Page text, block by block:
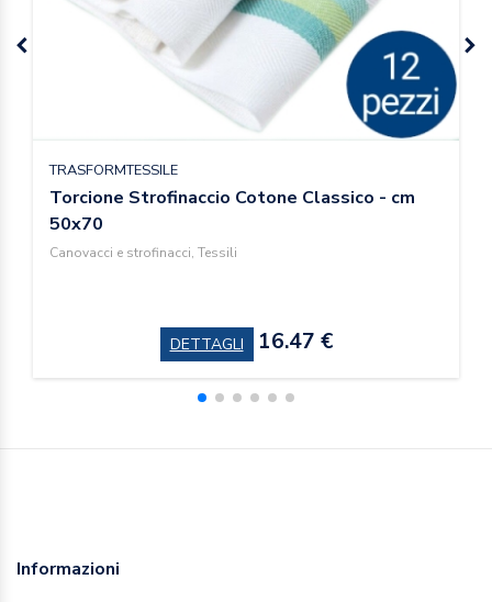
TRASFORMTESSILE
Torcione Strofinaccio Cotone Classico - cm
50x70
Canovacci e strofinacci, Tessili
DETTAGLI 16.47 €
Informazioni